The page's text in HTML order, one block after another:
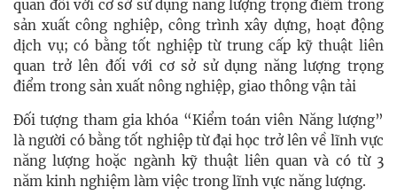
quan đối với cơ sở sử dụng năng lượng trọng điểm trong
sản xuất công nghiệp, công trình xây dựng, hoạt động
dịch vụ; có bằng tốt nghiệp từ trung cấp kỹ thuật liên
quan trở lên đối với cơ sở sử dụng năng lượng trọng
điểm trong sản xuất nông nghiệp, giao thông vận tải
Đối tượng tham gia khóa “Kiểm toán viên Năng lượng”
là người có bằng tốt nghiệp từ đại học trở lên về lĩnh vực
năng lượng hoặc ngành kỹ thuật liên quan và có từ 3
năm kinh nghiệm làm việc trong lĩnh vực năng lượng.